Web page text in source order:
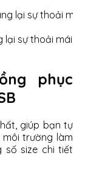
sự thoải mái
phục
giúp bạn tự
trường làm
số size chi tiết